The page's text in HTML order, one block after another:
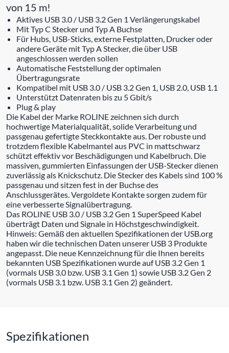
von 15 m!
Aktives USB 3.0 / USB 3.2 Gen 1 Verlängerungskabel
Mit Typ C Stecker und Typ A Buchse
Für Hubs, USB-Sticks, externe Festplatten, Drucker oder
andere Geräte mit Typ A Stecker, die über USB
angeschlossen werden sollen
Automatische Feststellung der optimalen
Übertragungsrate
Kompatibel mit USB 3.0 / USB 3.2 Gen 1, USB 2.0, USB 1.1
Unterstützt Datenraten bis zu 5 Gbit/s
Plug & play
Die Kabel der Marke ROLINE zeichnen sich durch
hochwertige Materialqualität, solide Verarbeitung und
passgenau gefertigte Steckkontakte aus. Der robuste und
trotzdem flexible Kabelmantel aus PVC in mattschwarz
schützt effektiv vor Beschädigungen und Kabelbruch. Die
massiven, gummierten Einfassungen der USB-Stecker dienen
zuverlässig als Knickschutz. Die Stecker des Kabels sind 100 %
passgenau und sitzen fest in der Buchse des
Anschlussgerätes. Vergoldete Kontakte sorgen zudem für
eine verbesserte Signalübertragung.
Das ROLINE USB 3.0 / USB 3.2 Gen 1 SuperSpeed Kabel
überträgt Daten und Signale in Höchstgeschwindigkeit.
Hinweis: Gemäß den aktuellen Spezifikationen der USB.org
haben wir die technischen Daten unserer USB 3 Produkte
angepasst. Die neue Kennzeichnung für die Ihnen bereits
bekannten USB Spezifikationen wurde auf USB 3.2 Gen 1
(vormals USB 3.0 bzw. USB 3.1 Gen 1) sowie USB 3.2 Gen 2
(vormals USB 3.1 bzw. USB 3.1 Gen 2) geändert.
Spezifikationen